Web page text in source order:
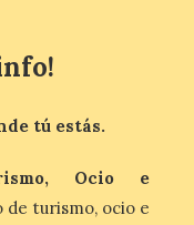
se
8
de tú estás.
Ocio e
de turismo, ocio e